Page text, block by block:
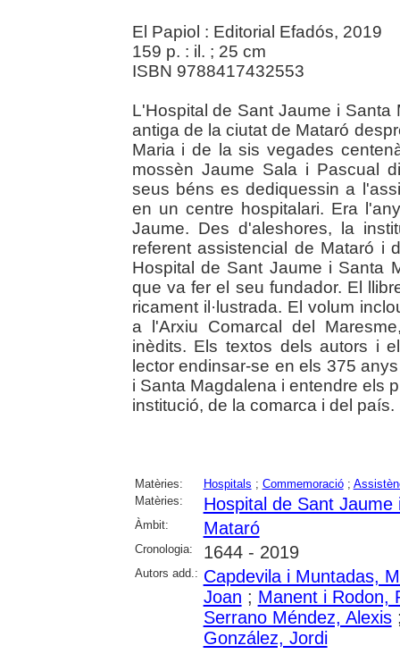
El Papiol : Editorial Efadós, 2019
159 p. : il. ; 25 cm
ISBN 9788417432553
L'Hospital de Sant Jaume i
antiga de la ciutat de Mataró
Maria i de la sis vegades
mossèn Jaume Sala i Pascual
seus béns es dediquessin a
en un centre hospitalari. Era
Jaume. Des d'aleshores, la
referent assistencial de Mataró i
Hospital de Sant Jaume i Santa
que va fer el seu fundador. El
ricament il·lustrada. El volum
a l'Arxiu Comarcal del
inèdits. Els textos dels autors i
lector endinsar-se en els 375
i Santa Magdalena i entendre els
institució, de la comarca i del país.
Matèries: Hospitals ; Commemoració;
Matèries:
Hospital de Sant
Àmbit: Mataró
Cronologia: 1644 - 2019
Autors add.: Capdevila i Muntadas,
Joan ; Manent i Rodon,
Serrano Méndez, Alexis
González, Jordi